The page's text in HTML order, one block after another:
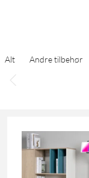
Alt Andre tilbehør